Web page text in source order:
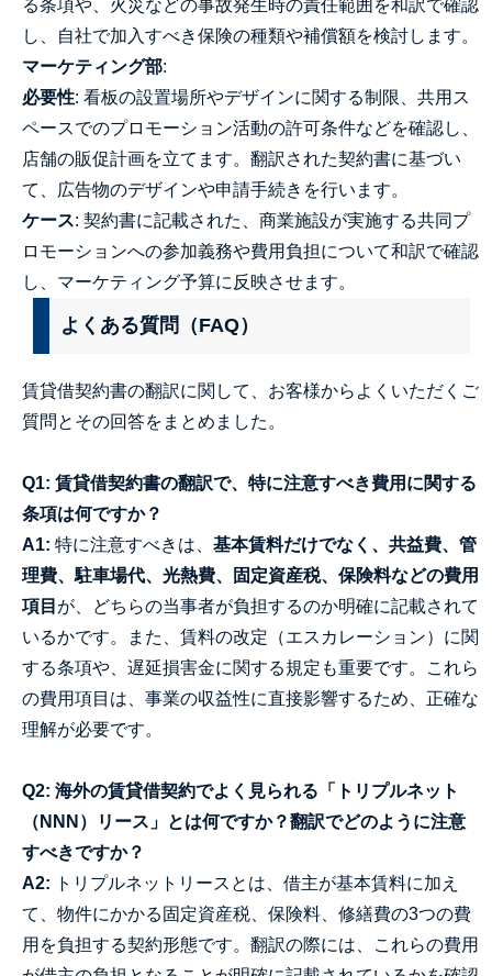
る条項や、火災などの事故発生時の責任範囲を和訳で確認
し、自社で加入すべき保険の種類や補償額を検討します。
マーケティング部:
必要性: 看板の設置場所やデザインに関する制限、共用ス
ペースでのプロモーション活動の許可条件などを確認し、
店舗の販促計画を立てます。翻訳された契約書に基づい
て、広告物のデザインや申請手続きを行います。
ケース: 契約書に記載された、商業施設が実施する共同プ
ロモーションへの参加義務や費用負担について和訳で確認
し、マーケティング予算に反映させます。
よくある質問（FAQ）
賃貸借契約書の翻訳に関して、お客様からよくいただくご
質問とその回答をまとめました。
Q1: 賃貸借契約書の翻訳で、特に注意すべき費用に関する
条項は何ですか？
A1: 特に注意すべきは、 基本賃料だけでなく、共益費、管
理費、駐車場代、光熱費、固定資産税、保険料などの費用
項目 が、どちらの当事者が負担するのか明確に記載されて
いるかです。また、賃料の改定（エスカレーション）に関
する条項や、遅延損害金に関する規定も重要です。これら
の費用項目は、事業の収益性に直接影響するため、正確な
理解が必要です。
Q2: 海外の賃貸借契約でよく見られる「トリプルネット
（NNN）リース」とは何ですか？翻訳でどのように注意
すべきですか？
A2: トリプルネットリースとは、借主が基本賃料に加え
て、物件にかかる固定資産税、保険料、修繕費の3つの費
用を負担する契約形態です。翻訳の際には、これらの費用